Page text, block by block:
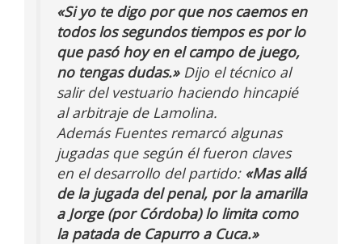
«Si yo te digo por que nos caemos en
todos los segundos tiempos es por lo
que pasó hoy en el campo de juego,
no tengas dudas.»Dijo el técnico al
salir del vestuario haciendo hincapié
al arbitraje de Lamolina.
Además Fuentes remarcó algunas
jugadas que según él fueron claves
en el desarrollo del partido: «Mas allá
de la jugada del penal, por la amarilla
a Jorge (por Córdoba) lo limita como
la patada de Capurro a Cuca.»